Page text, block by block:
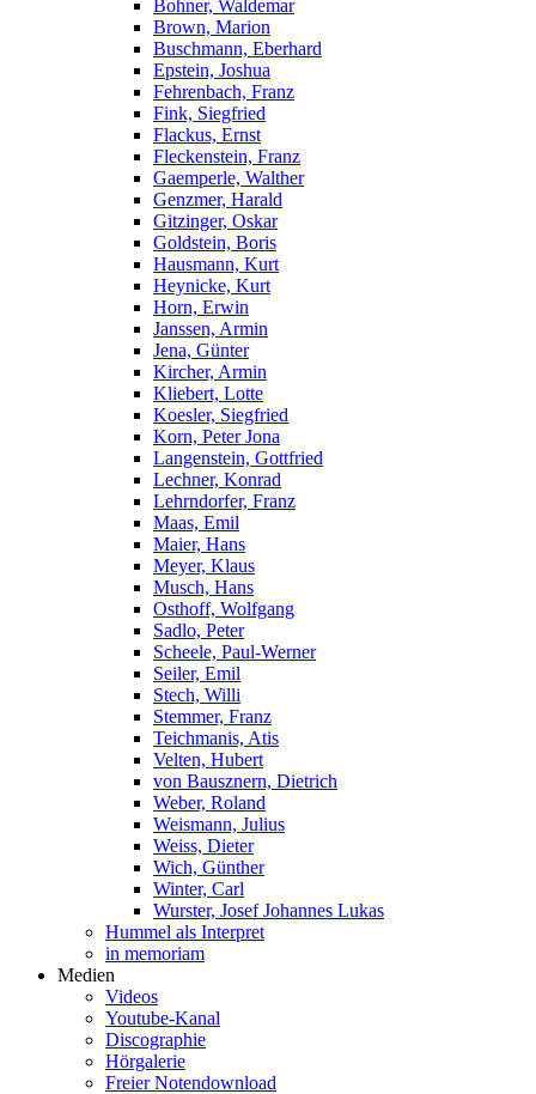
Bohner, Waldemar
Brown, Marion
Buschmann, Eberhard
Epstein, Joshua
Fehrenbach, Franz
Fink, Siegfried
Flackus, Ernst
Fleckenstein, Franz
Gaemperle, Walther
Genzmer, Harald
Gitzinger, Oskar
Goldstein, Boris
Hausmann, Kurt
Heynicke, Kurt
Horn, Erwin
Janssen, Armin
Jena, Günter
Kircher, Armin
Kliebert, Lotte
Koesler, Siegfried
Korn, Peter Jona
Langenstein, Gottfried
Lechner, Konrad
Lehrndorfer, Franz
Maas, Emil
Maier, Hans
Meyer, Klaus
Musch, Hans
Osthoff, Wolfgang
Sadlo, Peter
Scheele, Paul-Werner
Seiler, Emil
Stech, Willi
Stemmer, Franz
Teichmanis, Atis
Velten, Hubert
von Bausznern, Dietrich
Weber, Roland
Weismann, Julius
Weiss, Dieter
Wich, Günther
Winter, Carl
Wurster, Josef Johannes Lukas
Hummel als Interpret
in memoriam
Medien
Videos
Youtube-Kanal
Discographie
Hörgalerie
Freier Notendownload